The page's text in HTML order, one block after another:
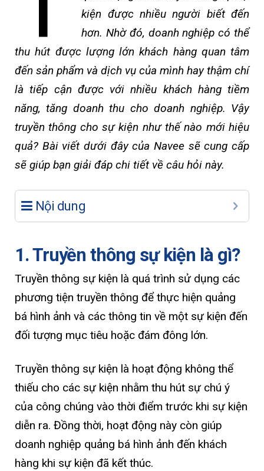
kiện được nhiều người biết đến
hơn. Nhờ đó, doanh nghiệp có thể
thu hút được lượng lớn khách hàng quan tâm
đến sản phẩm và dịch vụ của mình hay thậm chí
là tiếp cận được với nhiều khách hàng tiềm
năng, tăng doanh thu cho doanh nghiệp. Vậy
truyền thông cho sự kiện như thế nào mới hiệu
quả? Bài viết dưới đây của Navee sẽ cung cấp
sẽ giúp bạn giải đáp chi tiết về câu hỏi này.
Nội dung
1. Truyền thông sự kiện là gì?
Truyền thông sự kiện là quá trình sử dụng các
phương tiện truyền thông để thực hiện quảng
bá hình ảnh và các thông tin về một sự kiện đến
đối tượng mục tiêu hoặc đám đông lớn.
Truyền thông sự kiện là hoạt động không thể
thiếu cho các sự kiện nhằm thu hút sự chú ý
của công chúng vào thời điểm trước khi sự kiện
diễn ra. Đồng thời, hoạt động này còn giúp
doanh nghiệp quảng bá hình ảnh đến khách
hàng khi sự kiện đã kết thúc.